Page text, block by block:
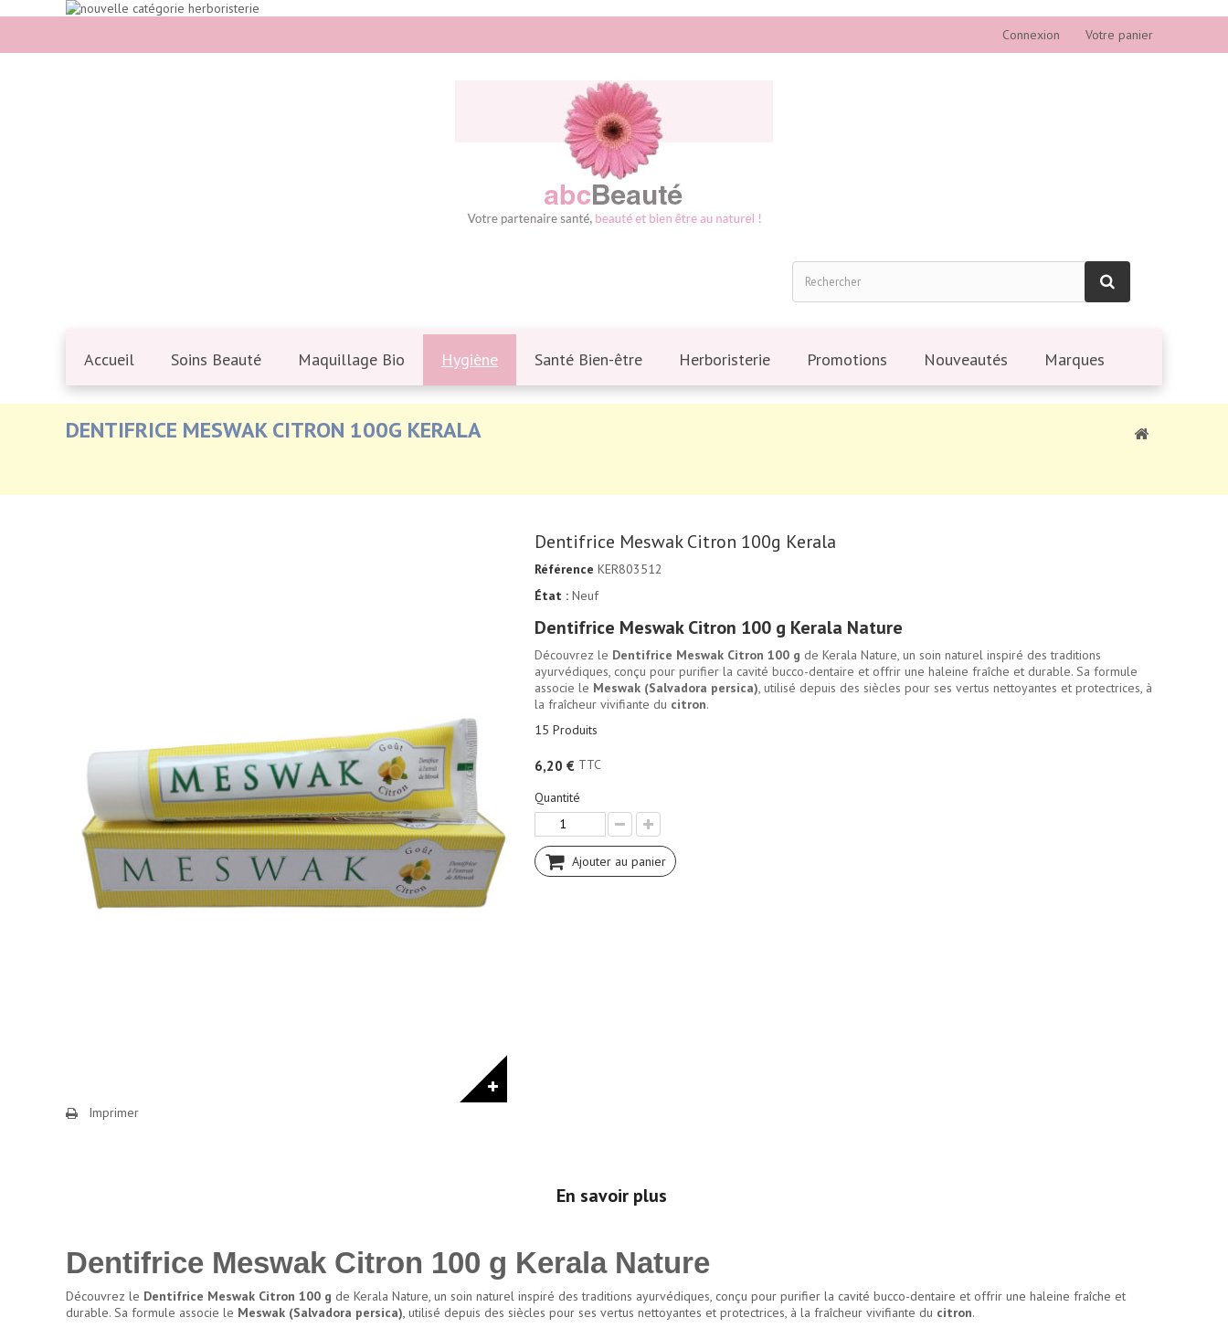
Connexion Votre panier
Accueil Soins Beauté Maquillage Bio Hygiène Santé Bien-être Herboristerie Promotions Nouveautés Marques
DENTIFRICE MESWAK CITRON 100G KERALA
Imprimer
Dentifrice Meswak Citron 100g Kerala
Référence KER803512
État : Neuf
Dentifrice Meswak Citron 100 g Kerala Nature
Découvrez le Dentifrice Meswak Citron 100 g de Kerala Nature, un soin naturel inspiré des traditions
ayurvédiques, conçu pour purifier la cavité bucco-dentaire et offrir une haleine fraîche et durable. Sa formule
associe le Meswak (Salvadora persica), utilisé depuis des siècles pour ses vertus nettoyantes et protectrices, à
la fraîcheur vivifiante du citron.
15 Produits
6,20 € TTC
Quantité
Ajouter au panier
En savoir plus
Dentifrice Meswak Citron 100 g Kerala Nature
Découvrez le Dentifrice Meswak Citron 100 g de Kerala Nature, un soin naturel inspiré des traditions ayurvédiques, conçu pour purifier la cavité bucco-dentaire et offrir une haleine fraîche et
durable. Sa formule associe le Meswak (Salvadora persica), utilisé depuis des siècles pour ses vertus nettoyantes et protectrices, à la fraîcheur vivifiante du citron.